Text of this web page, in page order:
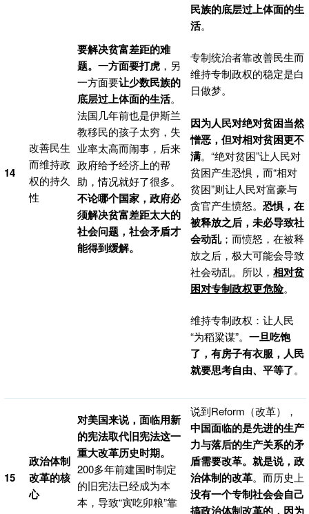
14
改善民生
而维持政
权的持久
性
要解决贫富差距的难
题。一方面要打虎 ，另
一方面要让少数民族的
底层过上体面的生活。
法国几年前也是伊斯兰
教移民的孩子太穷，失
业率太高而闹事，后来
政府给予经济上的帮
助，情况就好了很多。
不论哪个国家，政府必
须解决贫富差距太大的
社会问题，社会矛盾才
能得到缓解。
民族的底层过上体面的生
活。
专制统治者靠改善民生而
维持专制政权的稳定是白
日做梦。
因为人民对绝对贫困当然
憎恶，但对相对贫困更不
满。“绝对贫困”让人民对
贫困产生恐惧，而“相对
贫困”则让人民对富豪与
贪官产生愤怒。 恐惧，在
被释放之后，未必导致社
会动乱 ；而愤怒，在被释
放之后，极大可能会导致
社会动乱。所以， 相对贫
困对专制政权更危险。
维持专制政权：让人民
“为稻粱谋”。 一旦吃饱
了，有房子有衣服，人民
就要思考自由、平等了。
15
政治体制
改革的核
心
对美国来说，面临用新
的宪法取代旧宪法这一
重大改革历史时期。
200多年前建国时制定
的旧宪法已经成为本
本，导致“寅吃卯粮”靠
说到Reform（改革），
中国面临的是先进的生产
力与落后的生产关系的矛
盾需要改革。就是说，政
治体制的改革。而历史上
没有一个专制社会会自己
搞政治体制改革的，因为